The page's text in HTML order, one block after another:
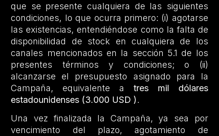
que se presente cualquiera de las siguientes
condiciones, lo que ocurra primero: (i) agotarse
las existencias, entendiéndose como la falta de
disponibilidad de stock en cualquiera de los
canales mencionados en la sección 5.1 de los
presentes términos y condiciones; o (ii)
alcanzarse el presupuesto asignado para la
Campaña, equivalente a tres mil dólares
estadounidenses (3.000 USD ).
Una vez finalizada la Campaña, ya sea por
vencimiento del plazo, agotamiento de